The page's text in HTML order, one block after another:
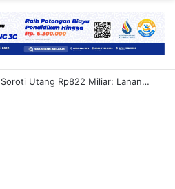
Banggar DPRD Badung Soroti Utang Rp822 Miliar: Lanang Umbara Minta Pemerataan Pembangunan Hingga Petang Dalam KUA-PPAS 2027